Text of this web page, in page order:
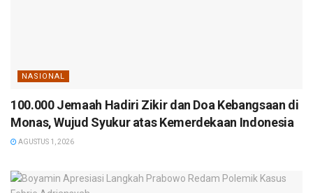
NASIONAL
100.000 Jemaah Hadiri Zikir dan Doa Kebangsaan di
Monas, Wujud Syukur atas Kemerdekaan Indonesia
AGUSTUS 1, 2026